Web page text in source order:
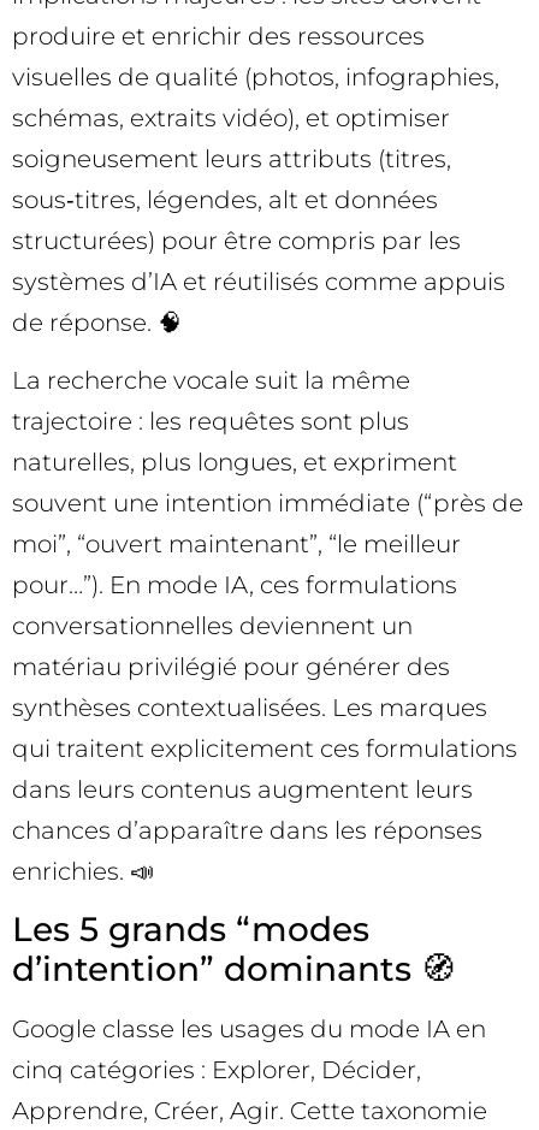
produire et enrichir des ressources
visuelles de qualité (photos, infographies,
schémas, extraits vidéo), et optimiser
soigneusement leurs attributs (titres,
sous‑titres, légendes, alt et données
structurées) pour être compris par les
systèmes d’IA et réutilisés comme appuis
de réponse. 🧠
La recherche vocale suit la même
trajectoire : les requêtes sont plus
naturelles, plus longues, et expriment
souvent une intention immédiate (“près de
moi”, “ouvert maintenant”, “le meilleur
pour…”). En mode IA, ces formulations
conversationnelles deviennent un
matériau privilégié pour générer des
synthèses contextualisées. Les marques
qui traitent explicitement ces formulations
dans leurs contenus augmentent leurs
chances d’apparaître dans les réponses
enrichies. 📣
Les 5 grands “modes
d’intention” dominants 🧭
Google classe les usages du mode IA en
cinq catégories : Explorer, Décider,
Apprendre, Créer, Agir. Cette taxonomie